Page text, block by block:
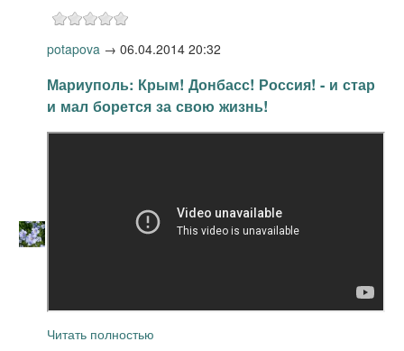
potapova → 06.04.2014 20:32
Мариуполь: Крым! Донбасс! Россия! - и стар
и мал борется за свою жизнь!
Читать полностью